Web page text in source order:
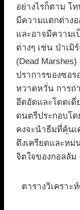
อย่างไรก็ตาม โ
มีความแตกต่าง
และอาจมีความ
ต่างๆ เช่น ป่าเมิ
(Dead
ปราการของซอ
หวาดหวั่น การถ่
อึดอัดและโดดเดี่
ดนตรีประกอบโด
คงจะนำธีมที่คุ้นเ
ตึงเครียดและห
จิตใจของกอลลัม
ตารางวิเคราะ